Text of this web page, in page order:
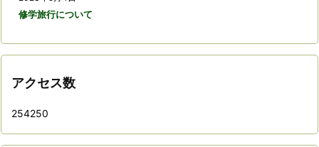
修学旅行について
アクセス数
254250